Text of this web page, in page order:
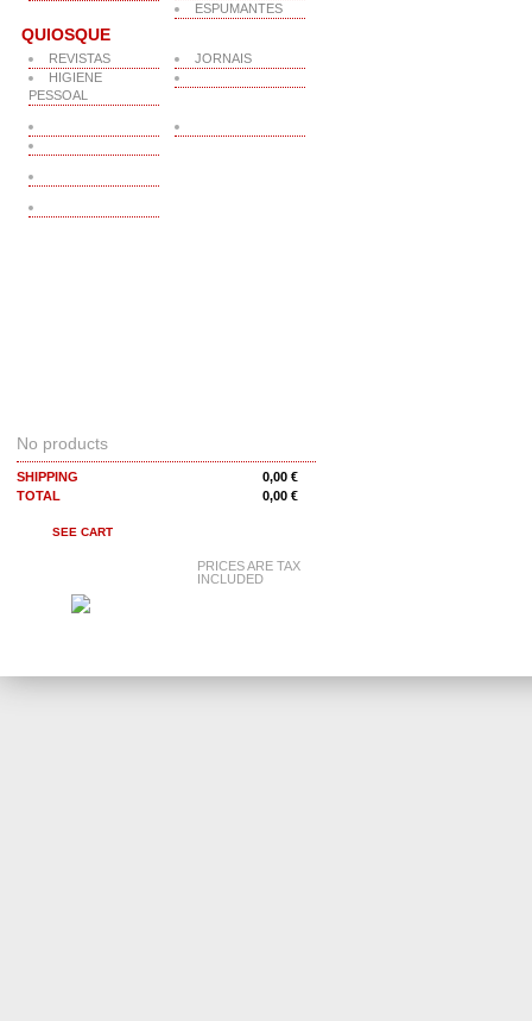
ESPUMANTES
QUIOSQUE
REVISTAS
HIGIENE
PESSOAL
JORNAIS
No products
SHIPPING
0,00 €
TOTAL
0,00 €
SEE CART
PRICES ARE TAX
INCLUDED